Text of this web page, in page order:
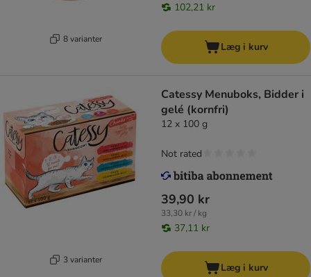
8 varianter
102,21 kr
Læg i kurv
3 varianter
Catessy Menuboks, Bidder i
gelé (kornfri)
12 x 100 g
39,90 kr
33,30 kr / kg
37,11 kr
Not rated
Læg i kurv